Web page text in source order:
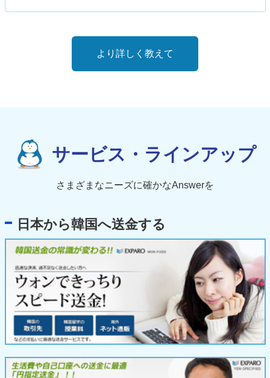
より詳しく教えて
サービス・ラインアップ
さまざまなニーズに確かなAnswerを
日本から韓国へ送金する